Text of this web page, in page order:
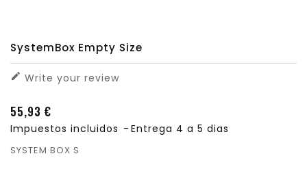
SystemBox Empty Size
 Write your review
55,93 €
Impuestos incluidos Entrega 4 a 5 dias
SYSTEM BOX S